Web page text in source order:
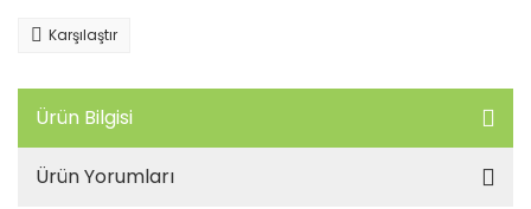
Karşılaştır
Ürün Bilgisi
Ürün Yorumları